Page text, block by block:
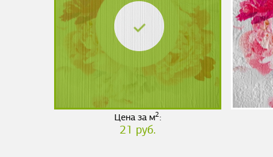
Цена за м2:
21 руб.